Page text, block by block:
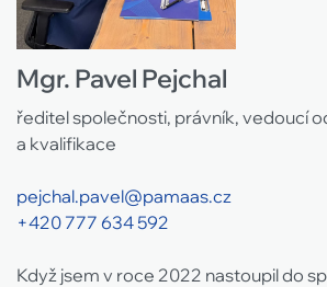
Mgr. Pavel Pejchal
ředitel společnosti, právník, vedoucí
a kvalifikace
pejchal.pavel@pamaas.cz
+420 777 634 592
Když jsem v roce 2022 nastoupil do